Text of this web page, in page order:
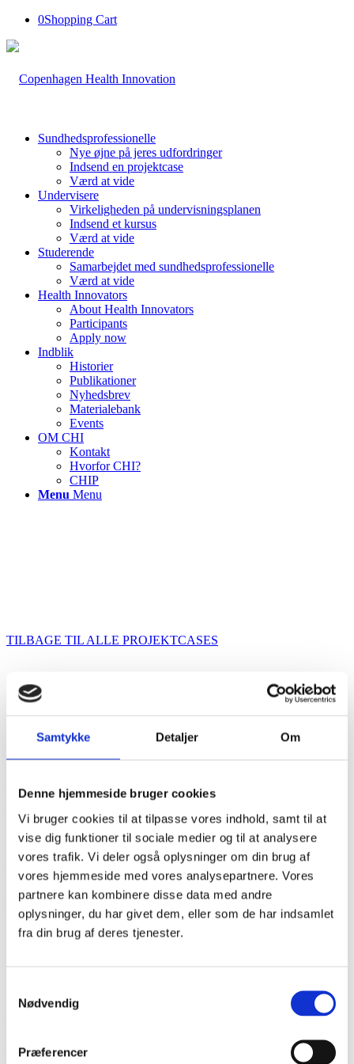
Samtykke Detaljer Om
Denne hjemmeside bruger cookies
Vi bruger cookies til at tilpasse vores indhold, samt til at
vise dig funktioner til sociale medier og til at analysere
vores trafik. Vi deler også oplysninger om din brug af
vores hjemmeside med vores analysepartnere. Vores
partnere kan kombinere disse data med andre
oplysninger, du har givet dem, eller som de har indsamlet
fra din brug af deres tjenester.
Nødvendig
Præferencer
0Shopping Cart
Sundhedsprofessionelle
Nye øjne på jeres udfordringer
Indsend en projektcase
Værd at vide
Undervisere
Virkeligheden på undervisningsplanen
Indsend et kursus
Værd at vide
Studerende
Samarbejdet med sundhedsprofessionelle
Værd at vide
Health Innovators
About Health Innovators
Participants
Apply now
Indblik
Historier
Publikationer
Nyhedsbrev
Materialebank
Events
OM CHI
Kontakt
Hvorfor CHI?
CHIP
Menu Menu
TILBAGE TIL ALLE PROJEKTCASES
Brug af generativ AI i et
kvalitetsreguleret miljø
Vi ønsker at vurdere muligheden for at anvende generativ AI til
visse opgaver og udfordringer i et stramt begrænset
sige hvor der i vidt omfang stilles betydelige krav til validering og
kvalificering af computerbaserede og IT-understøttende systemer
(GXP-krav). Der er dog områder, hvor der ikke stilles helt samme
krav, og hvor AI nemmere kan tænkes anvendt til at effektivisere
processer, bl.a. i dokumentgenerering og håndtering.
Vi ønsker at kortlægge hvor det giver mening at implementere AI.
Hvordan griber vi det an, hvor starter man? Kan der udvikles en
model for delvis test/afprøvning i mindre definerede domæner i
værdikæden/kvalitetssystemet? Hvad kan bruge af AI-værktøjer?
Hvordan engagerer vi medarbejdere?
Region Hovedstadens Apotek er landets største sygehusapotek. Vi
producerer og leverer lægemidler til regionens hospitaler. Denne